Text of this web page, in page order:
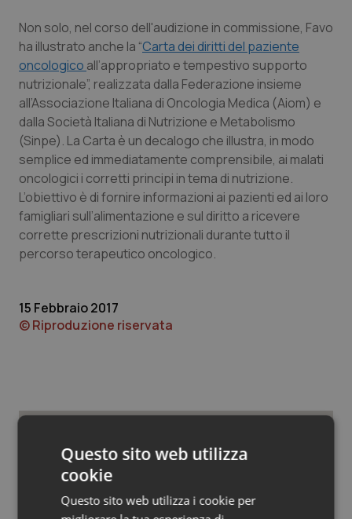
Sicilia
Toscana
Umbria
Valle D’Aosta
Veneto
Neuroscienze & patologie neurodegenerative
Obesità
Oftalmologia
Oncodermatologia
Oncoematologia
Oncologia & Nutrizione
Quotidiano Cardiologia
Quotidiano Oncologia
Quotidiano Pediatria
Rene & patologie urogenitali
Non solo, nel corso dell'audizione in commissione, Favo
ha illustrato anche la “Carta dei diritti del paziente
oncologico all’appropriato e tempestivo supporto
nutrizionale”, realizzata dalla Federazione insieme
all’Associazione Italiana di Oncologia Medica (Aiom) e
dalla Società Italiana di Nutrizione e Metabolismo
(Sinpe). La Carta è un decalogo che illustra, in modo
semplice ed immediatamente comprensibile, ai malati
oncologici i corretti principi in tema di nutrizione.
L’obiettivo è di fornire informazioni ai pazienti ed ai loro
famigliari sull’alimentazione e sul diritto a ricevere
corrette prescrizioni nutrizionali durante tutto il
percorso terapeutico oncologico.
15 Febbraio 2017
© Riproduzione riservata
Potrebbe interessarti in
Governo e Parlamento
Questo sito web utilizza
cookie
Questo sito web utilizza i cookie per